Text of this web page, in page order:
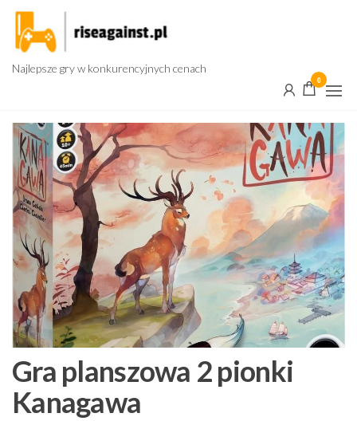
Przejdź
treści
Najlepsze gry w konkurencyjnych cenach
0
Gra planszowa 2 pionki
Kanagawa